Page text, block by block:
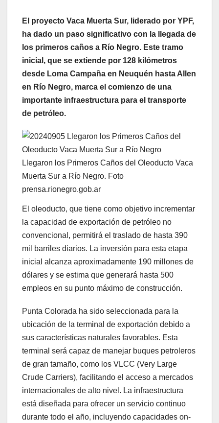
El proyecto Vaca Muerta Sur, liderado por YPF,
ha dado un paso significativo con la llegada de
los primeros caños a Río Negro. Este tramo
inicial, que se extiende por 128 kilómetros
desde Loma Campaña en Neuquén hasta Allen
en Río Negro, marca el comienzo de una
importante infraestructura para el transporte
de petróleo.
Llegaron los Primeros Caños del Oleoducto Vaca
Muerta Sur a Río Negro. Foto
prensa.rionegro.gob.ar
El oleoducto, que tiene como objetivo incrementar
la capacidad de exportación de petróleo no
convencional, permitirá el traslado de hasta 390
mil barriles diarios. La inversión para esta etapa
inicial alcanza aproximadamente 190 millones de
dólares y se estima que generará hasta 500
empleos en su punto máximo de construcción.
Punta Colorada ha sido seleccionada para la
ubicación de la terminal de exportación debido a
sus características naturales favorables. Esta
terminal será capaz de manejar buques petroleros
de gran tamaño, como los VLCC (Very Large
Crude Carriers), facilitando el acceso a mercados
internacionales de alto nivel. La infraestructura
está diseñada para ofrecer un servicio continuo
durante todo el año, incluyendo capacidades on-